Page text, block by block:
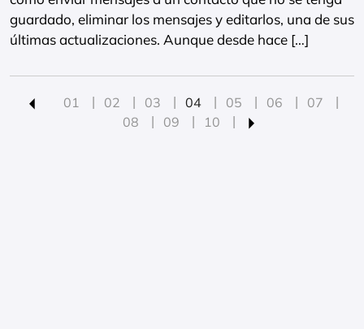
guardado, eliminar los mensajes y editarlos, una de sus
últimas actualizaciones. Aunque desde hace […]
01 02 03 04 05 06
07
08
09 10